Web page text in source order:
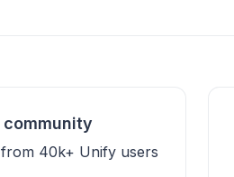
community
40k+ Unify users